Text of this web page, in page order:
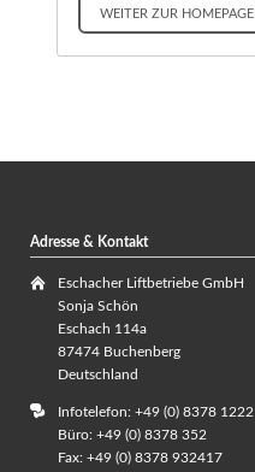
WEITER ZUR HOMEPAGE
Adresse & Kontakt
Eschacher Liftbetriebe GmbH
Sonja Schön
Eschach 114a
87474 Buchenberg
Deutschland
Infotelefon: +49 (0) 8378 1222
Büro: +49 (0) 8378 352
Fax: +49 (0) 8378 932417